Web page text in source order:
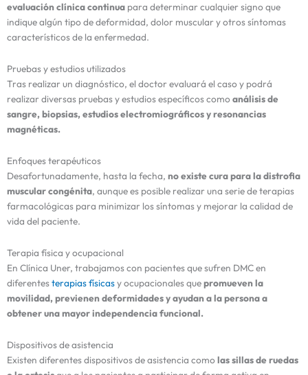
evaluación clínica continua para determinar cualquier signo que
indique algún tipo de deformidad, dolor muscular y otros síntomas
característicos de la enfermedad.
Pruebas y estudios utilizados
Tras realizar un diagnóstico, el doctor evaluará el caso y podrá
realizar diversas pruebas y estudios específicos comoanálisis de
sangre, biopsias, estudios electromiográficos y resonancias
magnéticas.
Enfoques terapéuticos
Desafortunadamente, hasta la fecha, no existe cura para la distrofia
muscular congénita, aunque es posible realizar una serie de terapias
farmacológicas para minimizar los síntomas y mejorar la calidad de
vida del paciente.
Terapia física y ocupacional
En Clínica Uner, trabajamos con pacientes que sufren DMC en
diferentesterapias físicasy ocupacionales quepromueven la
movilidad, previenen deformidades y ayudan a la personaa
obtener una mayor independencia funcional.
Dispositivos de asistencia
Existen diferentes dispositivos de asistencia comolas sillas de ruedas